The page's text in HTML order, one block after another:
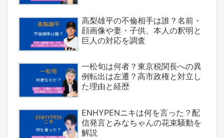
高梨雄平の不倫相手は誰？名前・
顔画像や妻・子供、本人の釈明と
巨人の対応を調査
一松旬は何者？東京税関長への異
例転出は左遷？高市政権と対立し
た理由と経歴
ENHYPENニキは何を言った？配
信発言とみなちゃんの花束騒動を
解説